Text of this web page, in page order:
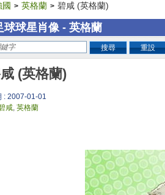
國 > 英格蘭 > 碧咸 (英格蘭)
球球星肖像 - 英格蘭
搜尋 重設
(英格蘭)
: 2007-01-01
咸, 英格蘭